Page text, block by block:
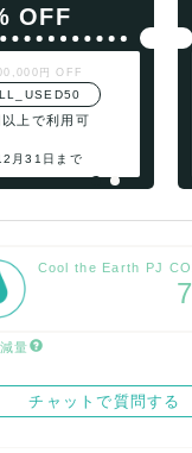
OFF
円 OFF
上で利用可
月31日まで
Cool the Earth PJ
量
チャットで質問する